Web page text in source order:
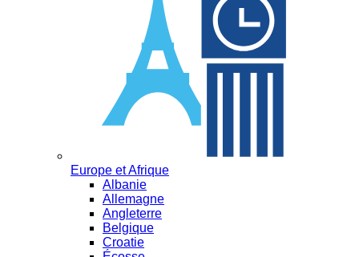
Europe et Afrique
Albanie
Allemagne
Angleterre
Belgique
Croatie